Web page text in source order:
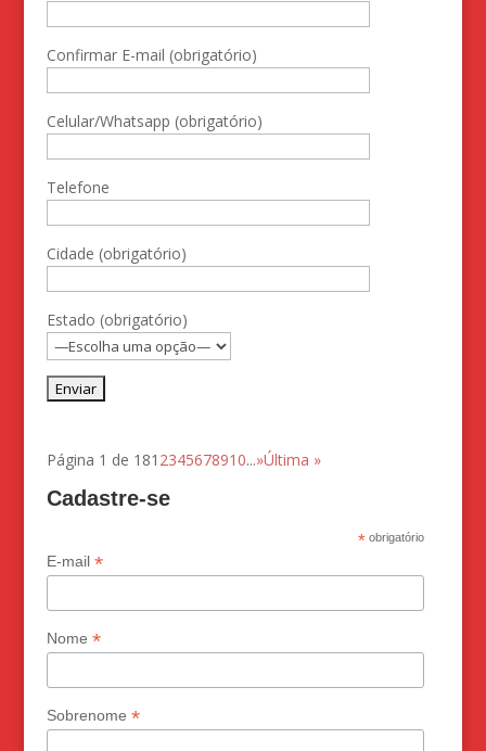
Confirmar E-mail (obrigatório)
Celular/Whatsapp (obrigatório)
Telefone
Cidade (obrigatório)
Estado (obrigatório)
Página 1 de 181 2345678910...»Última »
Cadastre-se
*obrigatório
E-mail *
Nome *
Sobrenome *